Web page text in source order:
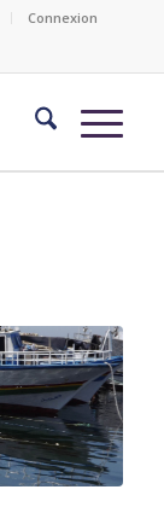
Connexion